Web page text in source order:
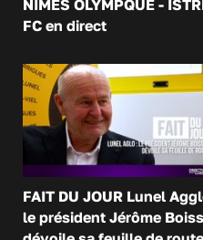
NÎMES OLYMPQUE -
FC en direct
FAIT DU JOUR Lunel
le président Jérôme